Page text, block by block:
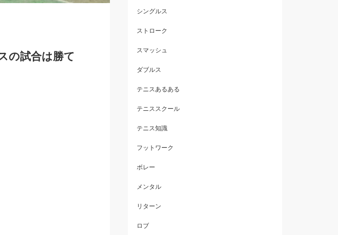
の試合は勝て
シングルス
ストローク
スマッシュ
ダブルス
テニスあるある
テニススクール
テニス知識
フットワーク
ボレー
メンタル
リターン
ロブ